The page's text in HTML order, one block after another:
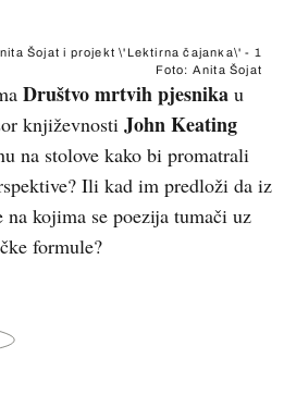
Šojat i projekt \'Lektirna čajanka\' - 1
Foto: Anita Šojat
Društvo mrtvih pjesnika u
književnosti John Keating
na stolove kako bi promatrali
Ili kad im predloži da iz
kojima se poezija tumači uz
formule?